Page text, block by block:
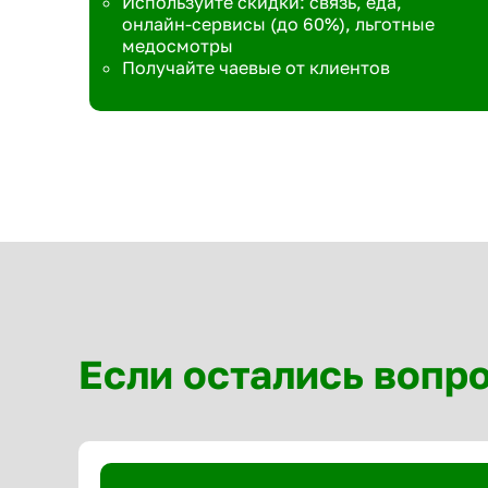
онлайн-сервисы (до 60%), льготные
медосмотры
Получайте чаевые от клиентов
Если остались